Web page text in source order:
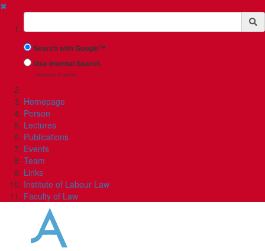
✖
Suchbegriff
Search with Google™
Use Internal Search
(limited result quality)
Homepage
Person
Lectures
Publications
Events
Team
Links
Institute of Labour Law
Faculty of Law